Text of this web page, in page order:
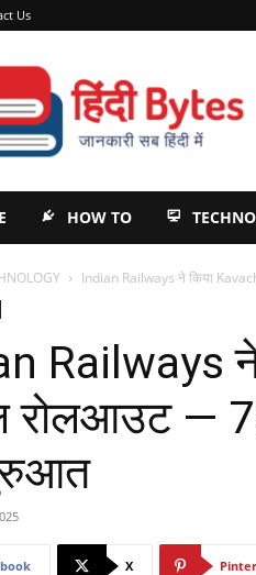
Us
HOW TO
Indian Railways ने किया
Railways
रोलआउट —
X